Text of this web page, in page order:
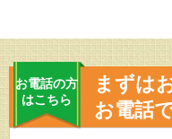
お電話の方
はこちら
まずは
お電話